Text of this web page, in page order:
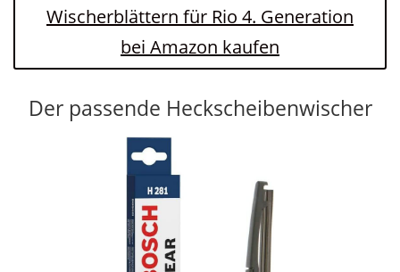
Wischerblättern für Rio 4. Generation
bei Amazon kaufen
Der passende Heckscheibenwischer